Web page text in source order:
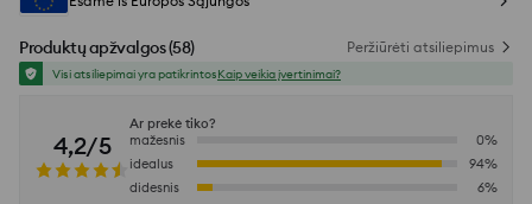
Produktų apžvalgos(58) Peržiūrėti atsiliepimus
Visi atsiliepimai yra patikrintosKaip veikia įvertinimai?
4,2/5
Ar prekė tiko?
mažesnis
0%
idealus
94%
didesnis
6%